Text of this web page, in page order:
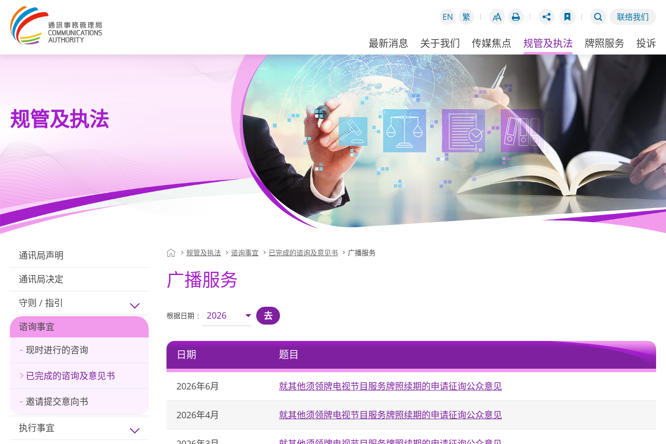
EN 繁 联络我们
最新消息 关于我们 传媒焦点 规管及执法 牌照服务 投诉
规管及执法
通讯局声明
通讯局决定
守则 / 指引
谘询事宜
现时进行的咨询
已完成的谘询及意见书
邀请提交意向书
执行事宜
规管及执法 谘询事宜 已完成的谘询及意见书 广播服务
广播服务
根据日期 2026 去
日期 题目
2026年6月 就其他须领牌电视节目服务牌照续期的申请征询公众意见
2026年4月 就其他须领牌电视节目服务牌照续期的申请征询公众意见